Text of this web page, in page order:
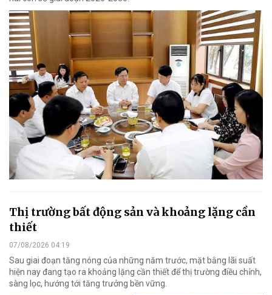
Thị trường bất động sản và khoảng lặng cần
thiết
07/08/2026 04:19
Sau giai đoạn tăng nóng của những năm trước, mặt bằng lãi suất
hiện nay đang tạo ra khoảng lặng cần thiết để thị trường điều chỉnh,
sàng lọc, hướng tới tăng trưởng bền vững.